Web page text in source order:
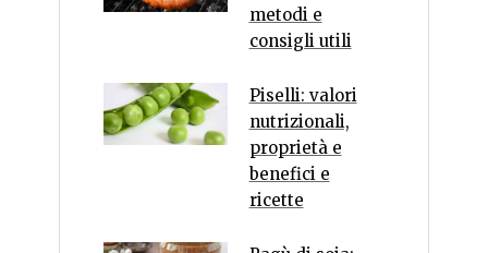
metodi e
consigli utili
Piselli: valori
nutrizionali,
proprietà e
benefici e
ricette